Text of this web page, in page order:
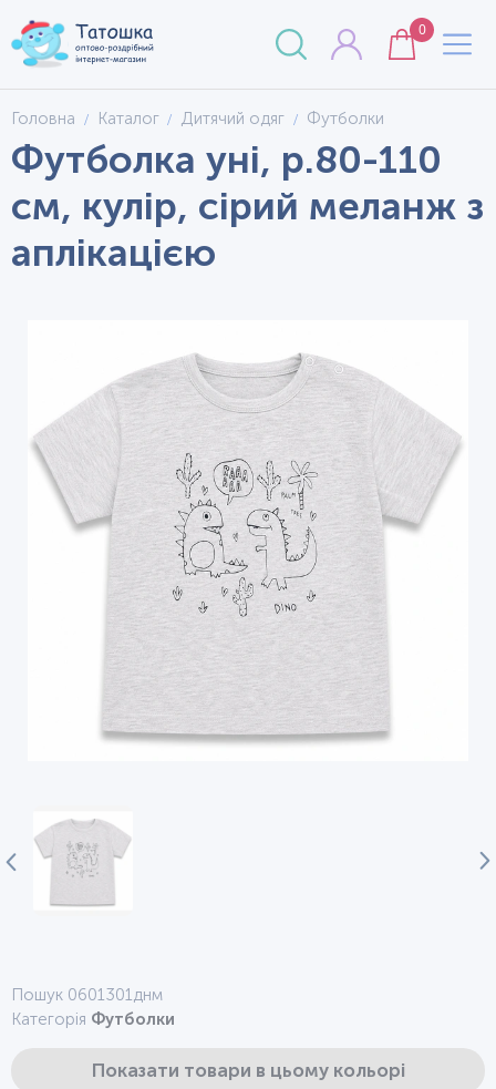
0
Головна Каталог Дитячий одяг Футболки
Футболка уні, р.80-110
см, кулір, сірий меланж з
аплікацією
Пошук 0601301днм
Категорія Футболки
Показати товари в цьому кольорі